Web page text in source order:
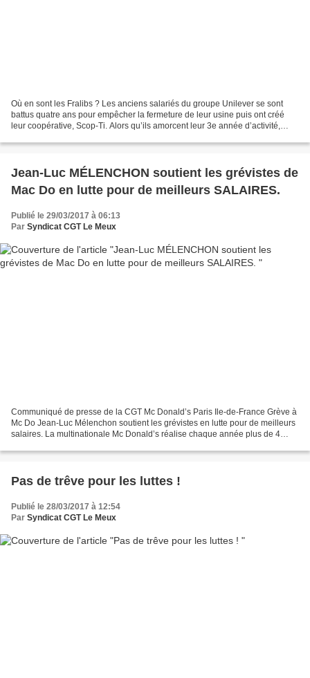
Où en sont les Fralibs ? Les anciens salariés du groupe Unilever se sont
battus quatre ans pour empêcher la fermeture de leur usine puis ont créé
leur coopérative, Scop-Ti. Alors qu’ils amorcent leur 3e année d’activité,
Jean-Luc MÉLENCHON soutient les grévistes de
Mac Do en lutte pour de meilleurs SALAIRES.
Publié le 29/03/2017 à 06:13
Par Syndicat CGT Le Meux
Communiqué de presse de la CGT Mc Donald’s Paris Ile-de-France Grève à
Mc Do Jean-Luc Mélenchon soutient les grévistes en lutte pour de meilleurs
salaires. La multinationale Mc Donald’s réalise chaque année plus de 4
Pas de trêve pour les luttes !
Publié le 28/03/2017 à 12:54
Par Syndicat CGT Le Meux